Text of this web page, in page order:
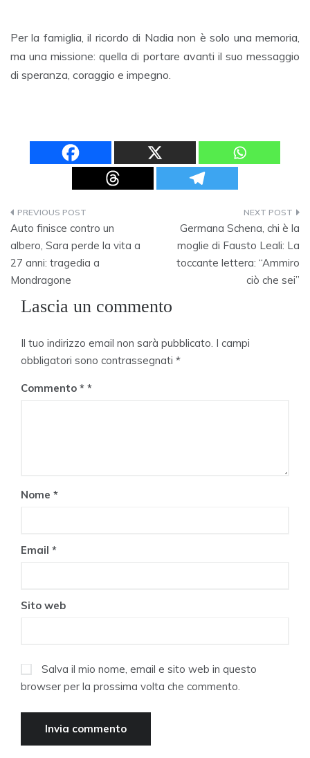
Per la famiglia, il ricordo di Nadia non è solo una memoria,
ma una missione: quella di portare avanti il suo messaggio
di speranza, coraggio e impegno.
Navigazione
articoli
Auto finisce contro un
albero, Sara perde la vita a
27 anni: tragedia a
Mondragone
Germana Schena, chi è la
moglie di Fausto Leali: La
toccante lettera: “Ammiro
ciò che sei”
Lascia un commento
Il tuo indirizzo email non sarà pubblicato. I campi
obbligatori sono contrassegnati *
Commento *
Nome *
Email *
Sito web
Salva il mio nome, email e sito web in questo
browser per la prossima volta che commento.